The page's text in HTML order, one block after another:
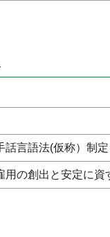
話言語法(仮称）制
用の創出と安定に